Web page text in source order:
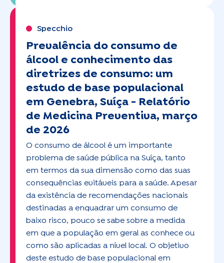
Specchio
Prevalência do consumo de
álcool e conhecimento das
diretrizes de consumo: um
estudo de base populacional
em Genebra, Suíça -
Relatório
de Medicina Preventiva, março
de 2026
O consumo de álcool é um importante
problema de saúde pública na Suíça, tanto
em termos da sua dimensão como das suas
consequências evitáveis para a saúde. Apesar
da existência de recomendações nacionais
destinadas a enquadrar um consumo de
baixo risco, pouco se sabe sobre a medida
em que a população em geral as conhece ou
como são aplicadas a nível local. O objetivo
deste estudo de base populacional em